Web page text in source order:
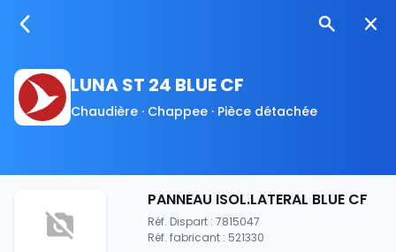
LUNA ST 24 BLUE CF
Chaudière · Chappee · Pièce détachée
PANNEAU ISOL.LATERAL BLUE CF
Réf. Dispart : 7815047
Réf. fabricant : 521330